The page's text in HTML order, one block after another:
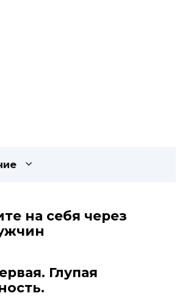
на себя через
Глупая